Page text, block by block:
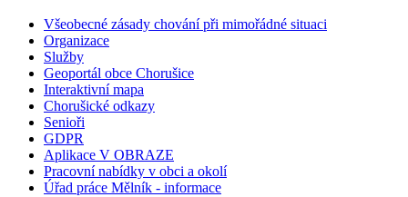
Všeobecné zásady chování při mimořádné situaci
Organizace
Služby
Geoportál obce Chorušice
Interaktivní mapa
Chorušické odkazy
Senioři
GDPR
Aplikace V OBRAZE
Pracovní nabídky v obci a okolí
Úřad práce Mělník - informace